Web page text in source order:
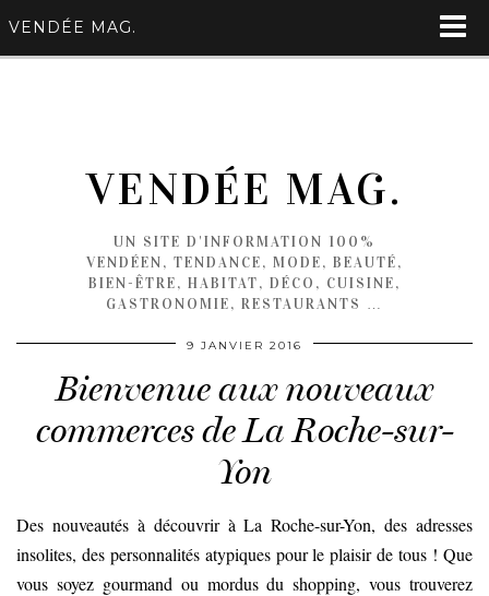
VENDÉE MAG.
VENDÉE MAG.
UN SITE D'INFORMATION 100%
VENDÉEN, TENDANCE, MODE, BEAUTÉ,
BIEN-ÊTRE, HABITAT, DÉCO, CUISINE,
GASTRONOMIE, RESTAURANTS …
9 JANVIER 2016
Bienvenue aux nouveaux
commerces de La Roche-sur-
Yon
Des nouveautés à découvrir à La Roche-sur-Yon, des adresses
insolites, des personnalités atypiques pour le plaisir de tous ! Que
vous soyez gourmand ou mordus du shopping, vous trouverez